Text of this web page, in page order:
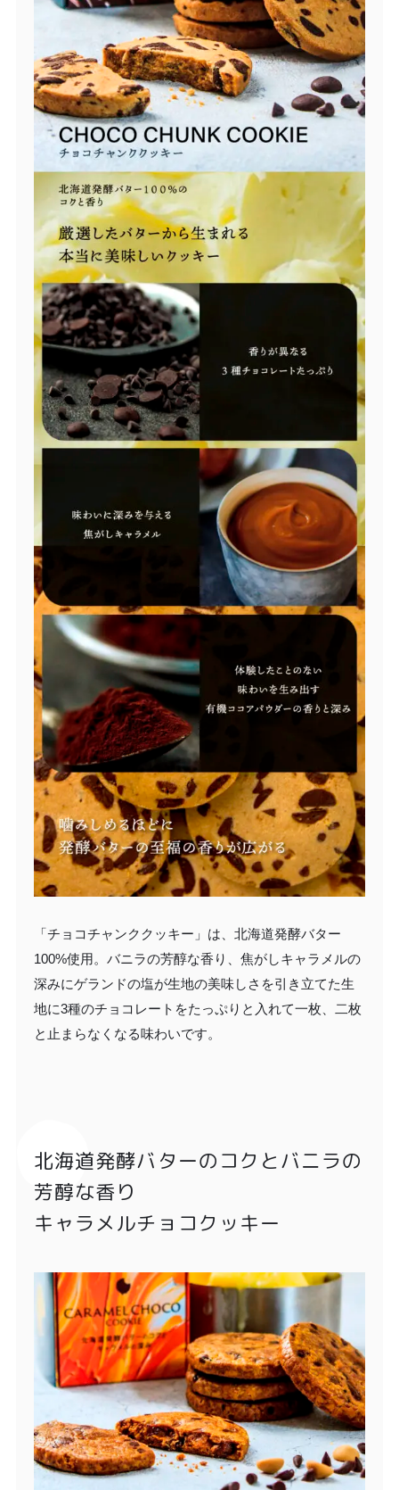
「チョコチャンククッキー」は、北海道発酵バター
100%使用。バニラの芳醇な香り、焦がしキャラメルの
深みにゲランドの塩が生地の美味しさを引き立てた生
地に3種のチョコレートをたっぷりと入れて一枚、二枚
と止まらなくなる味わいです。
北海道発酵バターのコクとバニラの
芳醇な香り
キャラメルチョコクッキー